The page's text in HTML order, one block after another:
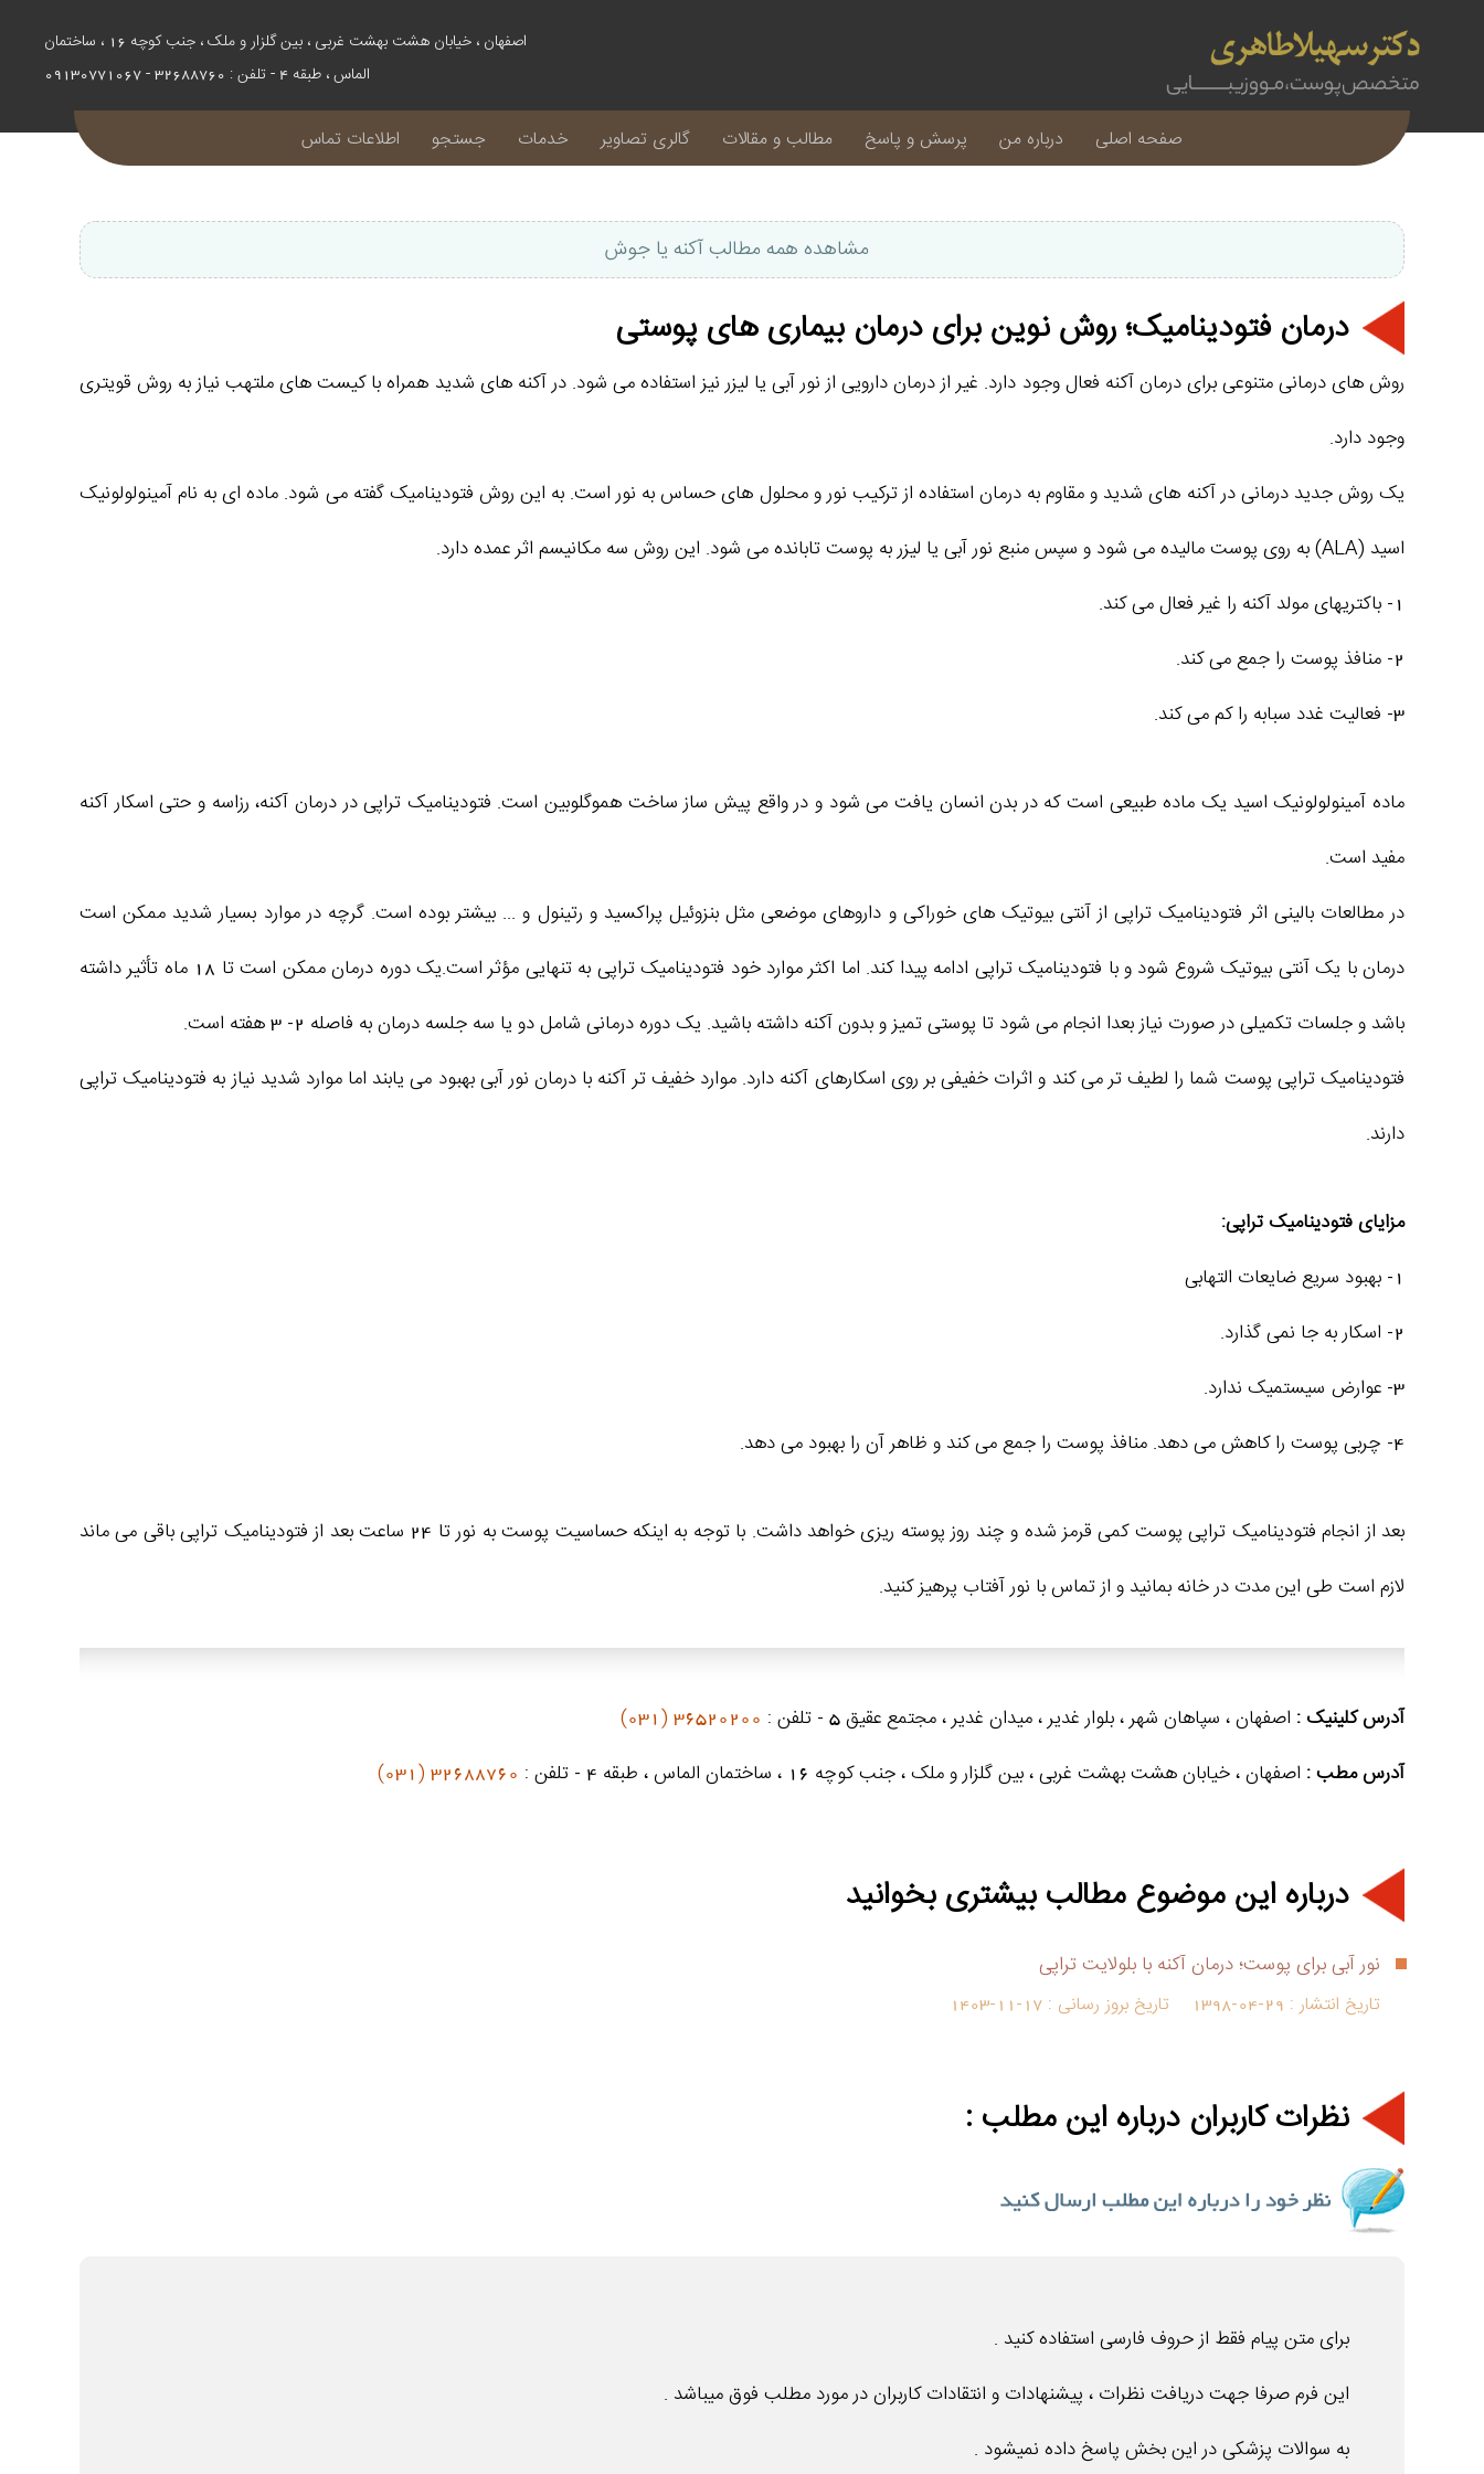
اصفهان ، خیابان هشت بهشت غربی ، بین گلزار و ملک ، جنب کوچه 16 ، ساختمان
الماس ، طبقه 4 - تلفن : 32688760 - 09130771067
صفحه اصلی درباره من پرسش و پاسخ مطالب و مقالات گالری تصاویر خدمات جستجو اطلاعات تماس
مشاهده همه مطالب آکنه یا جوش
درمان فتودینامیک؛ روش نوین برای درمان بیماری های پوستی
روش های درمانی متنوعی برای درمان آکنه فعال وجود دارد. غیر از درمان دارویی از نور آبی یا لیزر نیز استفاده می شود. در آکنه های شدید همراه با کیست های ملتهب نیاز به روش قویتری
وجود دارد.
یک روش جدید درمانی در آکنه های شدید و مقاوم به درمان استفاده از ترکیب نور و محلول های حساس به نور است. به این روش فتودینامیک گفته می شود. ماده ای به نام آمینولولونیک
اسید (ALA) به روی پوست مالیده می شود و سپس منبع نور آبی یا لیزر به پوست تابانده می شود. این روش سه مکانیسم اثر عمده دارد.
1- باکتریهای مولد آکنه را غیر فعال می کند.
2- منافذ پوست را جمع می کند.
3- فعالیت غدد سبابه را کم می کند.
ماده آمینولولونیک اسید یک ماده طبیعی است که در بدن انسان یافت می شود و در واقع پیش ساز ساخت هموگلوبین است. فتودینامیک تراپی در درمان آکنه، رزاسه و حتی اسکار آکنه
مفید است.
در مطالعات بالینی اثر فتودینامیک تراپی از آنتی بیوتیک های خوراکی و داروهای موضعی مثل بنزوئیل پراکسید و رتینول و ... بیشتر بوده است. گرچه در موارد بسیار شدید ممکن است
درمان با یک آنتی بیوتیک شروع شود و با فتودینامیک تراپی ادامه پیدا کند. اما اکثر موارد خود فتودینامیک تراپی به تنهایی مؤثر است.یک دوره درمان ممکن است تا 18 ماه تأثیر داشته
باشد و جلسات تکمیلی در صورت نیاز بعدا انجام می شود تا پوستی تمیز و بدون آکنه داشته باشید. یک دوره درمانی شامل دو یا سه جلسه درمان به فاصله 2- 3 هفته است.
فتودینامیک تراپی پوست شما را لطیف تر می کند و اثرات خفیفی بر روی اسکارهای آکنه دارد. موارد خفیف تر آکنه با درمان نور آبی بهبود می یابند اما موارد شدید نیاز به فتودینامیک تراپی
دارند.
مزایای فتودینامیک تراپی:
1- بهبود سریع ضایعات التهابی
2- اسکار به جا نمی گذارد.
3- عوارض سیستمیک ندارد.
4- چربی پوست را کاهش می دهد. منافذ پوست را جمع می کند و ظاهر آن را بهبود می دهد.
بعد از انجام فتودینامیک تراپی پوست کمی قرمز شده و چند روز پوسته ریزی خواهد داشت. با توجه به اینکه حساسیت پوست به نور تا 24 ساعت بعد از فتودینامیک تراپی باقی می ماند
لازم است طی این مدت در خانه بمانید و از تماس با نور آفتاب پرهیز کنید.
آدرس کلینیک : اصفهان ، سپاهان شهر ، بلوار غدیر ، میدان غدیر ، مجتمع عقیق 5 - تلفن :
36520200 (031)
آدرس مطب : اصفهان ، خیابان هشت بهشت غربی ، بین گلزار و ملک ، جنب کوچه 16 ، ساختمان الماس ، طبقه 4 - تلفن : 32688760 (031)
درباره این موضوع مطالب بیشتری بخوانید
نور آبی برای پوست؛ درمان آکنه با بلولایت تراپی
تاریخ انتشار : 1398-04-29 تاریخ بروز رسانی : 1403-11-17
نظرات کاربران درباره این مطلب :
برای متن پیام فقط از حروف فارسی استفاده کنید .
این فرم صرفا جهت دریافت نظرات ، پیشنهادات و انتقادات کاربران در مورد مطلب فوق میباشد .
به سوالات پزشکی در این بخش پاسخ داده نمیشود .